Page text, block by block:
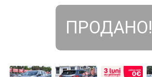
ПРОДАНО!